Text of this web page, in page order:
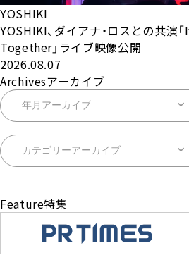
YOSHIKI
YOSHIKI、ダイアナ・ロスとの共演
Together」ライブ映像公開
2026.08.07
Archivesアーカイブ
Feature特集